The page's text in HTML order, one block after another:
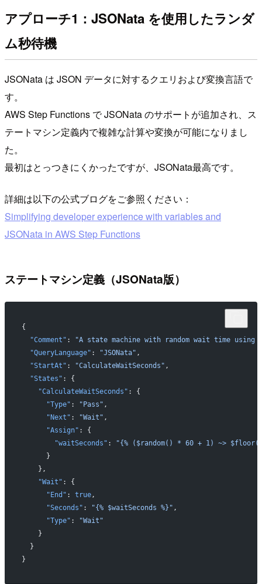
アプローチ1：JSONata を使用したランダ
ム秒待機
JSONata は JSON データに対するクエリおよび変換言語で
す。
AWS Step Functions で JSONata のサポートが追加され、ス
テートマシン定義内で複雑な計算や変換が可能になりまし
た。
最初はとっつきにくかったですが、JSONata最高です。
詳細は以下の公式ブログをご参照ください：
Simplifying developer experience with variables and
JSONata in AWS Step Functions
ステートマシン定義（JSONata版）
{
  "Comment"
:
"A state machine with random wait time using
  "QueryLanguage"
: "JSONata" ,
  "StartAt"
: "CalculateWaitSeconds" ,
  "States"
: {
    "CalculateWaitSeconds"
: {
      "Type"
: "Pass" ,
      "Next"
: "Wait" ,
      "Assign"
: {
        "waitSeconds"
:
"{% ($random() * 60 + 1) ~>
      }
    },
    "Wait"
: {
      "End"
: true,
      "Seconds"
: "{% $waitSeconds %}" ,
      "Type"
:
"Wait"
    }
  }
}